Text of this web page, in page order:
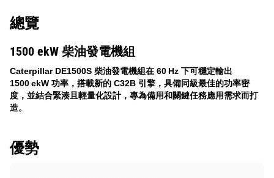
總覽
1500 ekW 柴油發電機組
Caterpillar DE1500S 柴油發電機組在 60 Hz 下可穩定輸出
1500 ekW 功率，搭載新的 C32B 引擎，具備同級最佳的功率密
度，並結合緊湊且輕量化設計，專為備用和關鍵任務應用需求而打
造。
優勢